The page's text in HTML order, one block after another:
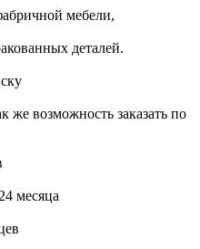
мебели,
деталей.
же возможность заказать по
месяца